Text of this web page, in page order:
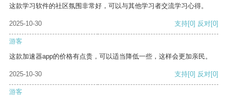
这款学习软件的社区氛围非常好，可以与其他学习者交流学习心得。
2025-10-30 支持[0] 反对[0]
游客
这款加速器app的价格有点贵，可以适当降低一些，这样会更加亲民。
2025-10-30 支持[0] 反对[0]
游客